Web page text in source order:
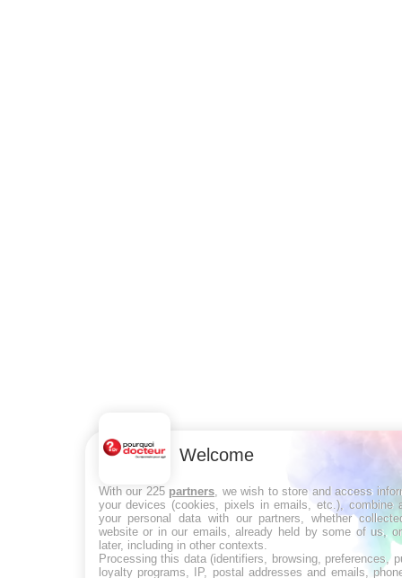
Welcome
With our 225 partners , we wish to store and access
your devices (cookies, pixels in emails, etc.), combine
your personal data with our partners, whether
website or in our emails, already held by some of us,
later, including in other contexts.
Processing this data (identifiers, browsing, preferences,
loyalty programs, IP, postal addresses and emails,